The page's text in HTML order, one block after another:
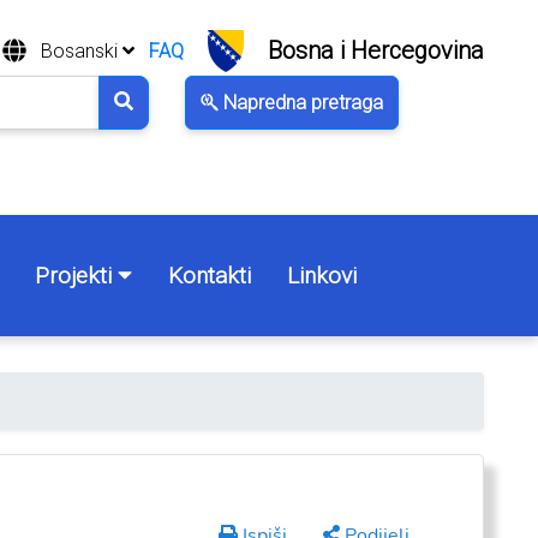
Napredna pretraga
Bosanski FAQ Bosna i Hercegovina
Projekti Kontakti Linkovi